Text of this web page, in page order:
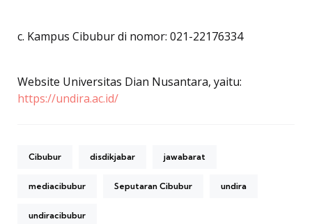
c. Kampus Cibubur di nomor: 021-22176334
Website Universitas Dian Nusantara, yaitu:
https://undira.ac.id/
Cibubur disdikjabar jawabarat
mediacibubur Seputaran Cibubur undira
undiracibubur